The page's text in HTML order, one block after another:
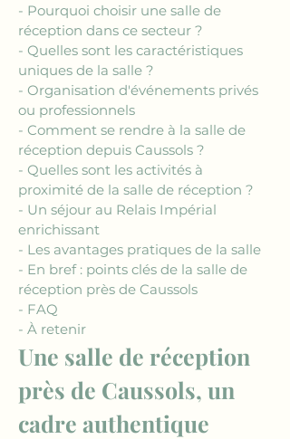
- Pourquoi choisir une salle de
réception dans ce secteur ?
- Quelles sont les caractéristiques
uniques de la salle ?
- Organisation d'événements privés
ou professionnels
- Comment se rendre à la salle de
réception depuis Caussols ?
- Quelles sont les activités à
proximité de la salle de réception ?
- Un séjour au Relais Impérial
enrichissant
- Les avantages pratiques de la salle
- En bref : points clés de la salle de
réception près de Caussols
- FAQ
- À retenir
Une salle de réception
près de Caussols, un
cadre authentique